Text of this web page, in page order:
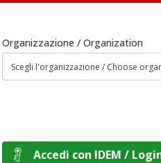
Organizzazione / Organization
Accedi con IDEM /